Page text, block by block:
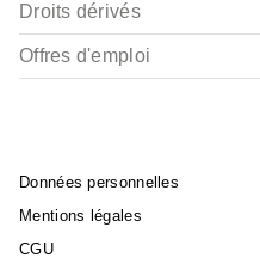
Droits dérivés
Offres d'emploi
Données personnelles
Mentions légales
CGU